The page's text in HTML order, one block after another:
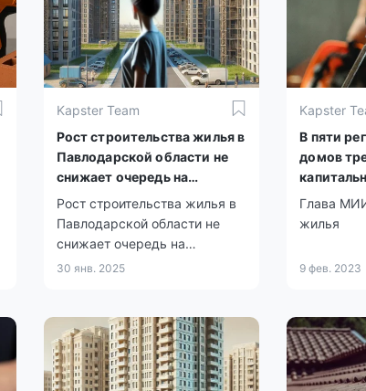
Kapster Team
Рост строительства жилья в
Павлодарской области не
снижает очередь на
квартиры
Рост строительства жилья в
Павлодарской области не
снижает очередь на
квартиры
30 янв. 2025
Kapster
В пяти
домов
Глава
жилья
9 фев. 2023